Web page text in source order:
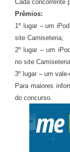
Cada concorrente
Prêmios:
1º lugar – um
site Camiseteria;
2º lugar – um
no site
3º lugar – um
Para maiores
do concurso.